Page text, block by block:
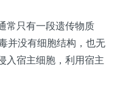
常只有一段遗传物质
并没有细胞结构，也无
入宿主细胞，利用宿主